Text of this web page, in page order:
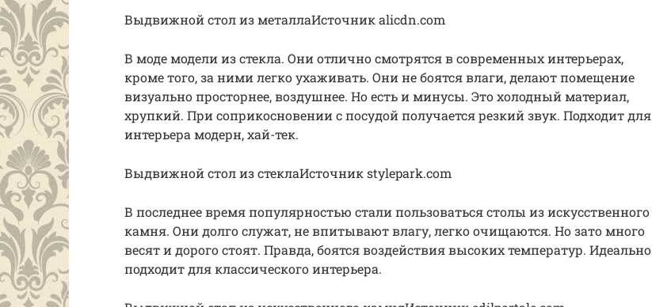
Выдвижной стол из металлаИсточник alicdn.com
В моде модели из стекла. Они отлично смотрятся в современных интерьерах,
кроме того, за ними легко ухаживать. Они не боятся влаги, делают помещение
визуально просторнее, воздушнее. Но есть и минусы. Это холодный материал,
хрупкий. При соприкосновении с посудой получается резкий звук. Подходит для
интерьера модерн, хай-тек.
Выдвижной стол из стеклаИсточник stylepark.com
В последнее время популярностью стали пользоваться столы из искусственного
камня. Они долго служат, не впитывают влагу, легко очищаются. Но зато много
весят и дорого стоят. Правда, боятся воздействия высоких температур. Идеально
подходит для классического интерьера.